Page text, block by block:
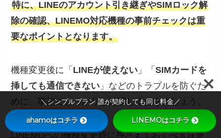
特に、LINEのアカウント引き継ぎやSIMロック解
除の確認、LINEMO対応機種の事前チェックは重
要なポイントとなります。
機種変更後に「 LINEが使えない 」「SIMカードを
挿しても通信できない 」などのトラブルを防ぐた
めに、事前にしっかりと確認しておきましょう。
LINEMOへの機種変更時に押さえておくべき注意
＼シンプルプラン 誰が契約しても同じ料金／
ahamoはコチラ LINEMOはコチラ